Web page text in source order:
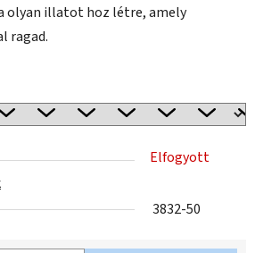
olyan illatot hoz létre, amely
ragad.
Elfogyott
3832-50